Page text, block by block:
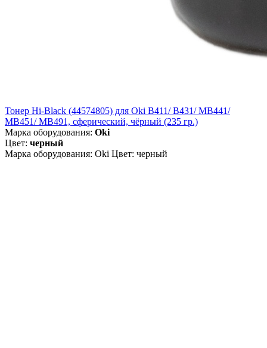
Тонер Hi-Black (44574805) для Oki B411/ B431/ MB441/
MB451/ MB491, сферический, чёрный (235 гр.)
Марка оборудования: Oki
Цвет: черный
Марка оборудования: Oki Цвет: черный